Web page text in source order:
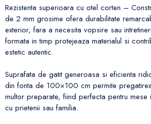
Rezistenta superioara cu otel corten –
de 2 mm grosime ofera durabilitate
exterior, fara a necesita vopsire sau
formata in timp protejeaza materialul si
estetic autentic.
Suprafata de gatit generoasa si eficienta
din fonta de 100×100 cm permite
multor preparate, fiind perfecta pentru mese
cu prietenii sau familia.